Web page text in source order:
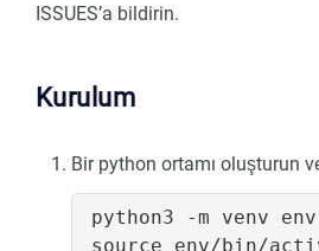
ISSUES’a bildirin.
Kurulum
Bir python ortamı oluşturun
source